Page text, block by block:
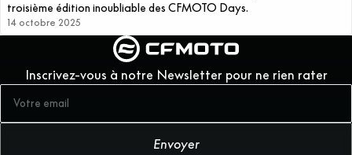
troisième édition inoubliable des CFMOTO Days.
14 octobre 2025
Inscrivez-vous à notre Newsletter pour ne rien rater
Envoyer